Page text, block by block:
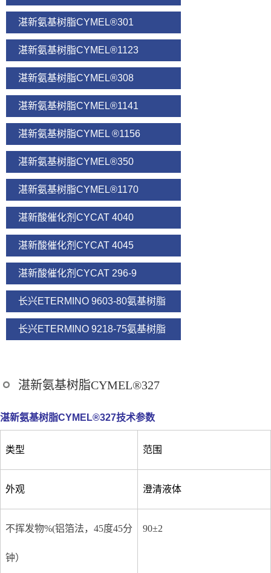
湛新氨基树脂CYMEL®301
湛新氨基树脂CYMEL®1123
湛新氨基树脂CYMEL®308
湛新氨基树脂CYMEL®1141
湛新氨基树脂CYMEL ®1156
湛新氨基树脂CYMEL®350
湛新氨基树脂CYMEL®1170
湛新酸催化剂CYCAT 4040
湛新酸催化剂CYCAT 4045
湛新酸催化剂CYCAT 296-9
长兴ETERMINO 9603-80氨基树脂
长兴ETERMINO 9218-75氨基树脂
湛新氨基树脂CYMEL®327
湛新氨基树脂CYMEL®327技术参数
类型 范围
外观 澄清液体
不挥发物%(铝箔法，45度45分
钟）
90±2